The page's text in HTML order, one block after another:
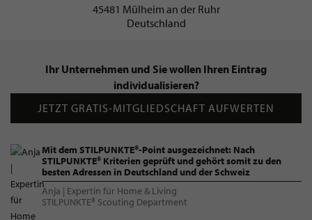
45481 Mülheim an der Ruhr
Deutschland
Ihr Unternehmen und Sie wollen Ihren Eintrag
individualisieren?
JETZT GRATIS-MITGLIEDSCHAFT AUFWERTEN
Mit dem STILPUNKTE®-Point ausgezeichnet: Nach
STILPUNKTE® Kriterien geprüft und gehört somit zu den
besten Adressen in Deutschland und der Schweiz
Anja | Expertin für Home & Living
STILPUNKTE® Scouting Department